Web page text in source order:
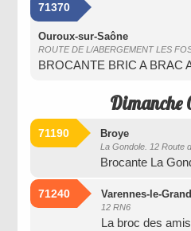
71370
Ouroux-sur-Saône
ROUTE DE L/ABERGEMENT LES
BROCANTE BRIC A BRAC
Dimanche
71190 Broye
La Gondole. 12 Route
Brocante La
71240 Varennes-le-Grand
12 RN6
La broc des amis